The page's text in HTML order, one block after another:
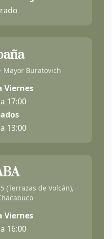
Mayor Buratovich
Viernes
17:00
13:00
(Terrazas de Volcán),
Viernes
16:00